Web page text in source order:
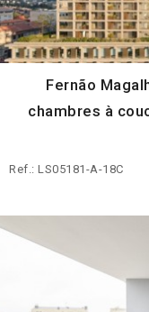
Fernão
chambres à
Ref.: LS05181-A-18C